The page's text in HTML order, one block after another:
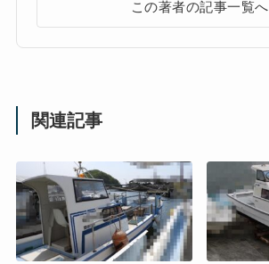
この著者の記事一覧へ
関連記事